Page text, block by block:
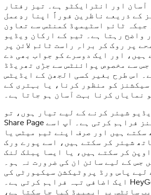
آسان اور انٹرایکٹو ہے۔ تیز رفتار
کے ذریعے ناظرین فوراً اپنا ردِعمل
جبکہ ٹائم اسٹیمپڈ کمنٹس سے تعاون
واضح رہتا ہے۔ ٹیم کے ارکان ویڈیو
پر روک کر براہِ راست ٹائم لائن پر
ہیں، اور ایک دوسرے کو جواب بھی دے
سے مخصوص پوائنٹس سے جڑی تھریڈڈ
اس طرح بغیر کسی الجھن کے ایڈیٹس
کو منظور کرنا، یا بہتری کے
نمایاں کرنا بہت آسان ہو جاتا ہے۔
شیئر کرنے کے لیے تیار ہوں، تو
Share Page آپ کو کئی آپشنز فراہم کرتی ہے۔ آپ اسے
سکتے ہیں اور صرف اپنے ٹیم میٹس یا
شیئر کر سکتے ہیں، اسے پورے ورک
کر سکتے ہیں، یا ایسا پبلک لنک
جس کے لیے سائن ان کی ضرورت نہ ہو۔
لیے پاس ورڈ پروٹیکشن سیکیورٹی کی
ایک اضافی تہہ فراہم کرتی ہے۔ HeyGen سے آگے،
سائٹس پر ایمبیڈ کیا جا سکتا ہے،